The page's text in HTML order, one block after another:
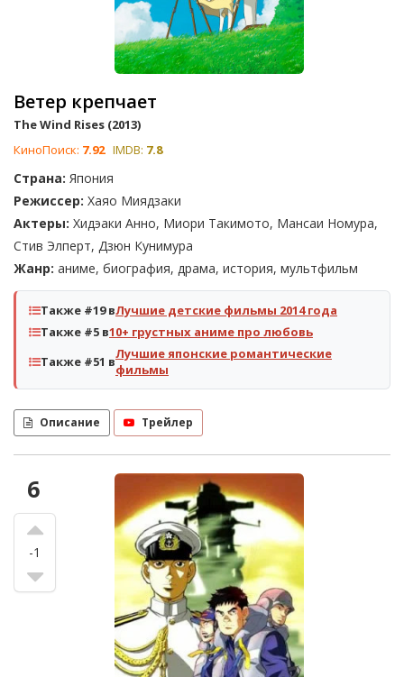
Ветер крепчает
The Wind Rises (2013)
КиноПоиск: 7.92 IMDB: 7.8
Страна: Япония
Режиссер: Хаяо Миядзаки
Актеры: Хидэаки Анно, Миори Такимото, Мансаи Номура,
Стив Элперт, Дзюн Кунимура
Жанр: аниме, биография, драма, история, мультфильм
Также #19 вЛучшие детские фильмы 2014 года
Также #5 в10+ грустных аниме про любовь
Также #51 вЛучшие японские романтические
фильмы
Описание Трейлер
6
-1